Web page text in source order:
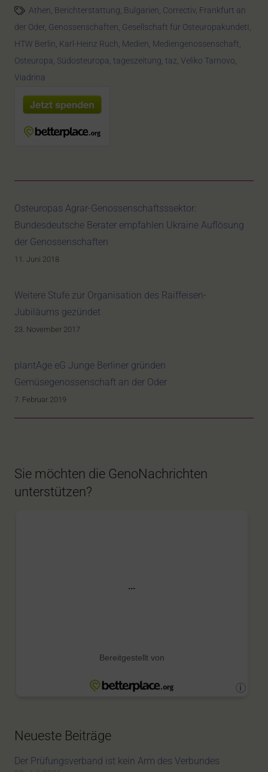
Athen, Berichterstattung, Bulgarien, Correctiv, Frankfurt an
der Oder, Genossenschaften, Gesellschaft für OsteuropakundetI,
HTW Berlin, Karl-Heinz Ruch, Medien, Mediengenossenschaft,
Osteuropa, Südosteuropa, tageszeitung, taz, Veliko Tarnovo,
Viadrina
Osteuropas Agrar-Genossenschaftsssektor:
Bundesdeutsche Berater empfahlen Ukraine Auflösung
der Genossenschaften
11. Juni 2018
Weitere Stufe zur Organisation des Raiffeisen-
Jubiläums gezündet
23. November 2017
plantAge eG Junge Berliner gründen
Gemüsegenossenschaft an der Oder
7. Februar 2019
Sie möchten die GenoNachrichten
unterstützen?
Neueste Beiträge
Der Prüfungsverband ist kein Arm des Verbundes